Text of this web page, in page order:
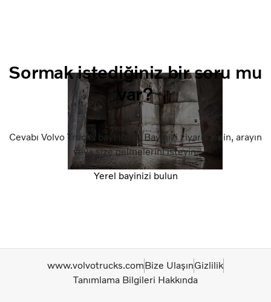
Sormak istediğiniz bir soru mu
var?
Cevabı Volvo Trucks bayinizde. Bayinizi ziyaret edin, arayın
veya size gelmelerini isteyin.
Yerel bayinizi bulun
www.volvotrucks.comBize UlaşınGizlilik
Tanımlama Bilgileri Hakkında